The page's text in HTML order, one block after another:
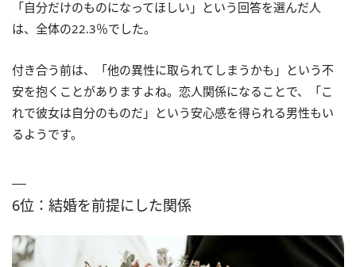
「自分だけのものになってほしい」という回答を選んだ人
は、全体の22.3％でした。
付き合う前は、「他の異性に取られてしまうかも」という不
安を抱くことがありますよね。恋人関係になることで、「こ
れで彼女は自分のものだ」という安心感を得られる男性もい
るようです。
6位：結婚を前提にした関係